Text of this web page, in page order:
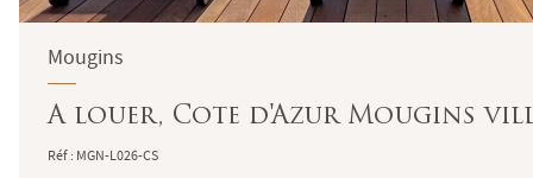
Mougins
A louer, Cote d'Azur Mougins
Réf : MGN-L026-CS